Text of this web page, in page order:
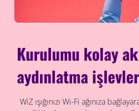
Kurulumu kolay
aydınlatma
WiZ ışığınızı Wi-Fi ağınıza